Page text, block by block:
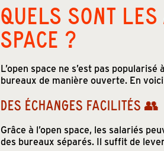
QUELS SONT
SPACE ?
L’open space ne s’est pas
bureaux de manière ouverte. En
DES ÉCHANGES FACILITÉS 👥
Grâce à l’open space, les salariés
des bureaux séparés. Il suffit de